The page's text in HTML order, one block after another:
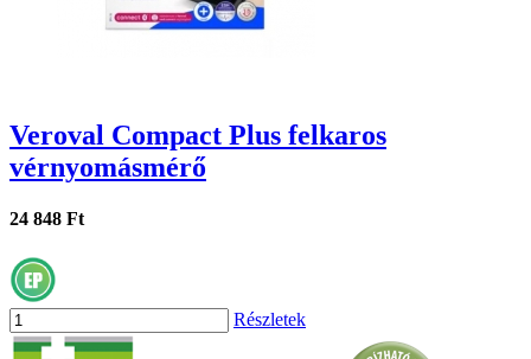
Veroval Compact Plus felkaros
vérnyomásmérő
24 848 Ft
Részletek